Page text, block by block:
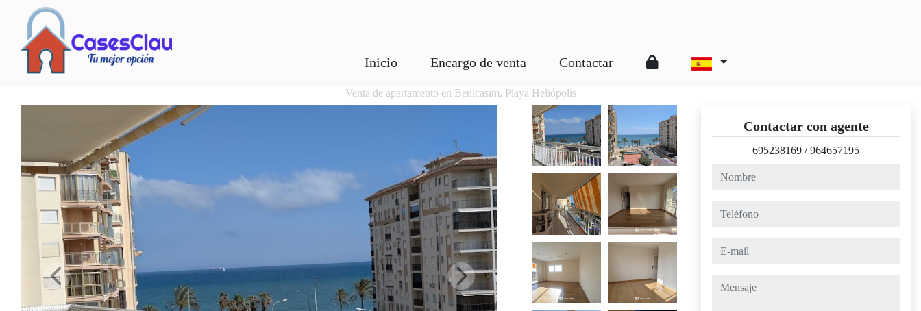
Inicio Encargo de venta Contactar
Venta de apartamento en Benicasim, Playa Heliópolis
Contactar con agente
695238169 /964657195
nombre
teléfono
e-mail
mensaje